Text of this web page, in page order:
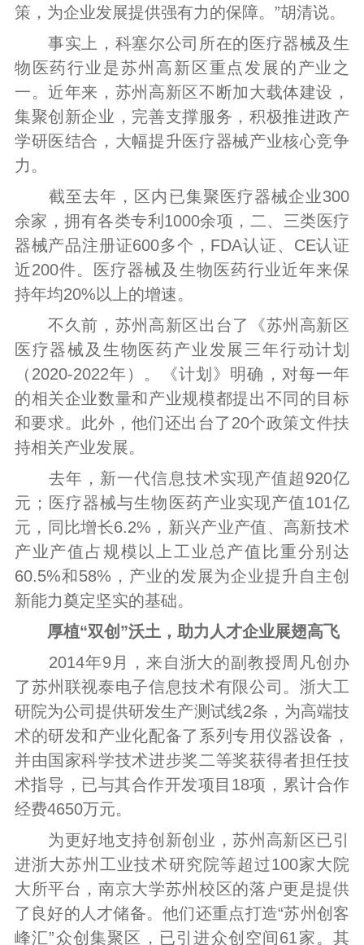
策，为企业发展提供强有力的保障。”胡清说。
事实上，科塞尔公司所在的医疗器械及生
物医药行业是苏州高新区重点发展的产业之
一。近年来，苏州高新区不断加大载体建设，
集聚创新企业，完善支撑服务，积极推进政产
学研医结合，大幅提升医疗器械产业核心竞争
力。
截至去年，区内已集聚医疗器械企业300
余家，拥有各类专利1000余项，二、三类医疗
器械产品注册证600多个，FDA认证、CE认证
近200件。医疗器械及生物医药行业近年来保
持年均20%以上的增速。
不久前，苏州高新区出台了《苏州高新区
医疗器械及生物医药产业发展三年行动计划
（2020-2022年）。《计划》明确，对每一年
的相关企业数量和产业规模都提出不同的目标
和要求。此外，他们还出台了20个政策文件扶
持相关产业发展。
去年，新一代信息技术实现产值超920亿
元；医疗器械与生物医药产业实现产值101亿
元，同比增长6.2%，新兴产业产值、高新技术
产业产值占规模以上工业总产值比重分别达
60.5%和58%，产业的发展为企业提升自主创
新能力奠定坚实的基础。
厚植“双创”沃土，助力人才企业展翅高飞
2014年9月，来自浙大的副教授周凡创办
了苏州联视泰电子信息技术有限公司。浙大工
研院为公司提供研发生产测试线2条，为高端技
术的研发和产业化配备了系列专用仪器设备，
并由国家科学技术进步奖二等奖获得者担任技
术指导，已与其合作开发项目18项，累计合作
经费4650万元。
为更好地支持创新创业，苏州高新区已引
进浙大苏州工业技术研究院等超过100家大院
大所平台，南京大学苏州校区的落户更是提供
了良好的人才储备。他们还重点打造“苏州创客
峰汇”众创集聚区，已引进众创空间61家。其